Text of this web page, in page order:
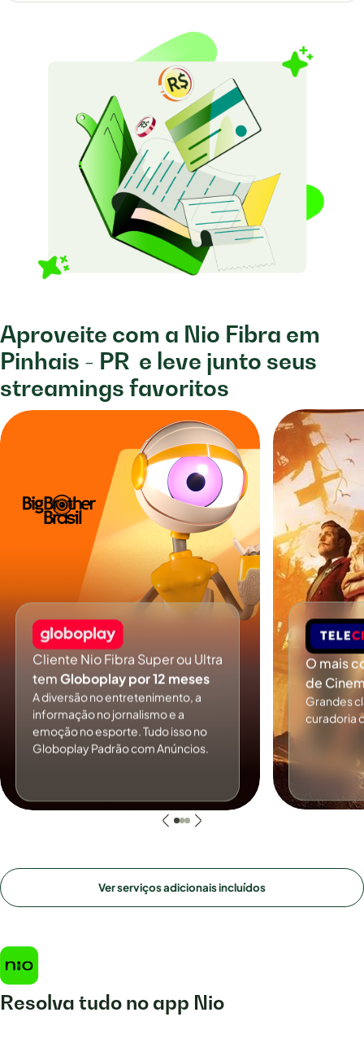
Aproveite com a Nio Fibra em
Pinhais - PR e leve junto seus
streamings favoritos
Cliente Nio Fibra Super ou Ultra
temGloboplay por 12 meses
A diversão no entretenimento, a
informação no jornalismo e a
emoção no esporte. Tudo isso no
Globoplay Padrão com Anúncios.
O mais
de
Grandes
curadoria
Ver serviços adicionais incluídos
Resolva tudo no app Nio